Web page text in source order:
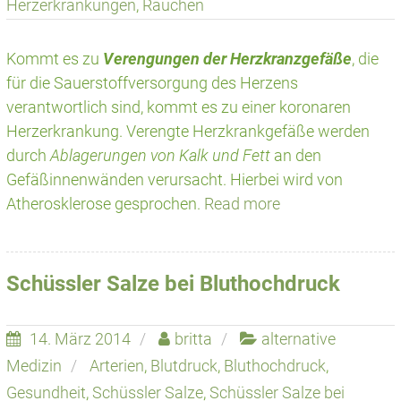
Herzerkrankungen, Rauchen
Kommt es zu Verengungen der Herzkranzgefäße, die
für die Sauerstoffversorgung des Herzens
verantwortlich sind, kommt es zu einer koronaren
Herzerkrankung. Verengte Herzkrankgefäße werden
durch Ablagerungen von Kalk und Fettan den
Gefäßinnenwänden verursacht. Hierbei wird von
Atherosklerose gesprochen. Read more
Schüssler Salze bei Bluthochdruck
14. März 2014 britta
alternative
Medizin
Arterien, Blutdruck, Bluthochdruck,
Gesundheit, Schüssler Salze, Schüssler Salze bei